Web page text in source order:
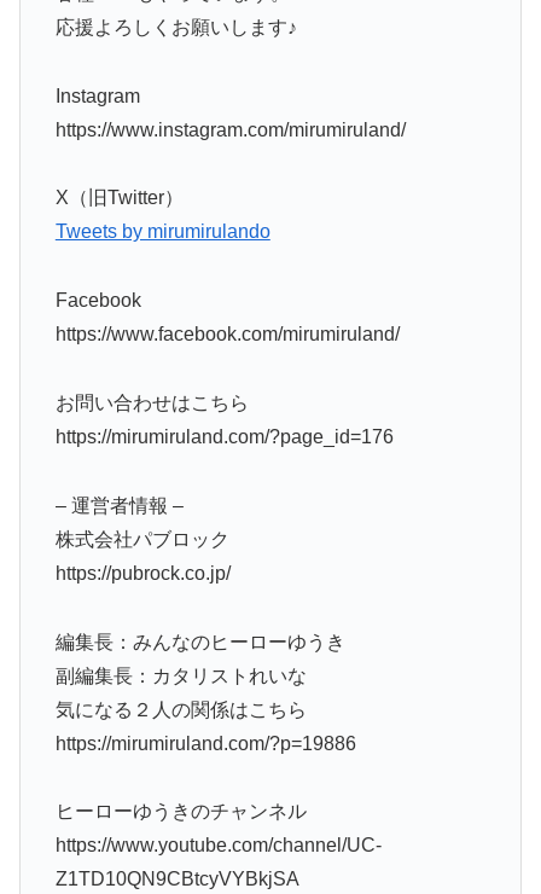
応援よろしくお願いします♪
Instagram
https://www.instagram.com/mirumiruland/
X（旧Twitter）
Tweets by mirumirulando
Facebook
https://www.facebook.com/mirumiruland/
お問い合わせはこちら
https://mirumiruland.com/?page_id=176
– 運営者情報 –
株式会社パブロック
https://pubrock.co.jp/
編集長：みんなのヒーローゆうき
副編集長：カタリストれいな
気になる２人の関係はこちら
https://mirumiruland.com/?p=19886
ヒーローゆうきのチャンネル
https://www.youtube.com/channel/UC-
Z1TD10QN9CBtcyVYBkjSA